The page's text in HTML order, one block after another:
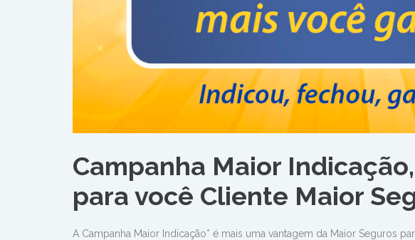
Campanha Maior
para você Cliente Maior
A Campanha Maior Indicação* é mais uma vantagem da Maior Seguros